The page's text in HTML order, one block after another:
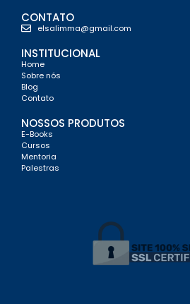
CONTATO
elsalimma@gmail.com
INSTITUCIONAL
Home
Sobre nós
Blog
Contato
NOSSOS PRODUTOS
E-Books
Cursos
Mentoria
Palestras